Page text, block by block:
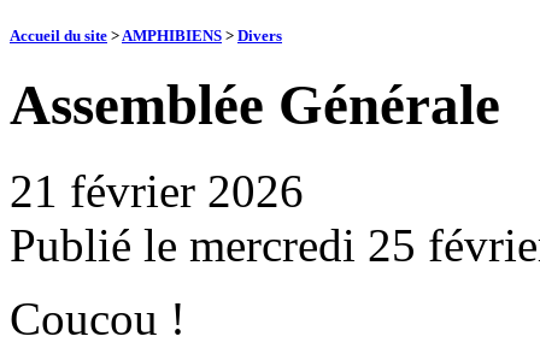
Accueil du site >AMPHIBIENS > Divers
Assemblée Générale
21 février 2026
Publié le mercredi 25
Coucou !